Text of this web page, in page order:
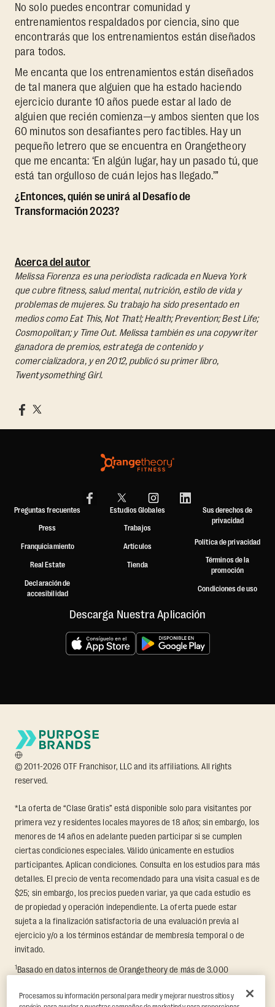
No solo puedes encontrar comunidad y
entrenamientos respaldados por ciencia, sino que
encontrarás que los entrenamientos están diseñados
para todos.
Me encanta que los entrenamientos están diseñados
de tal manera que alguien que ha estado haciendo
ejercicio durante 10 años puede estar al lado de
alguien que recién comienza—y ambos sienten que los
60 minutos son desafiantes pero factibles. Hay un
pequeño letrero que se encuentra en Orangetheory
que me encanta: ‘En algún lugar, hay un pasado tú, que
está tan orgulloso de cuán lejos has llegado.’”
¿Entonces, quién se unirá al Desafío de
Transformación 2023?
Acerca del autor
Melissa Fiorenza es una periodista radicada en Nueva York
que cubre fitness, salud mental, nutrición, estilo de vida y
problemas de mujeres. Su trabajo ha sido presentado en
medios como Eat This, Not That!; Health; Prevention; Best Life;
Cosmopolitan; y Time Out. Melissa también es una copywriter
ganadora de premios, estratega de contenido y
comercializadora, y en 2012, publicó su primer libro,
Twentysomething Girl.
Preguntas frecuentes
Press
Franquiciamiento
Real Estate
Declaración de
accesibilidad
Estudios Globales
Trabajos
Artículos
Tienda
Sus derechos de
privacidad
Política de privacidad
Términos de la
promoción
Condiciones de uso
Descarga Nuestra Aplicación
© 2011-2026 OTF Franchisor, LLC and its affiliations. All rights
reserved.
*La oferta de “Clase Gratis” está disponible solo para visitantes por
primera vez y residentes locales mayores de 18 años; sin embargo, los
menores de 14 años en adelante pueden participar si se cumplen
ciertas condiciones especiales. Válido únicamente en estudios
participantes. Aplican condiciones. Consulta en los estudios para más
detalles. El precio de venta recomendado para una visita casual es de
$25; sin embargo, los precios pueden variar, ya que cada estudio es
de propiedad y operación independiente. La oferta puede estar
sujeta a la finalización satisfactoria de una evaluación previa al
ejercicio y/o a los términos estándar de membresía temporal o de
invitado.
1Basado en datos internos de Orangetheory de más de 3.000
semanas, en el que se midieron la pérdida promedio de grasa y el
Procesamos su información personal para medir y mejorar nuestros sitios y